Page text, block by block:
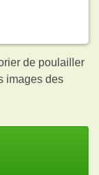
de poulailler
images des